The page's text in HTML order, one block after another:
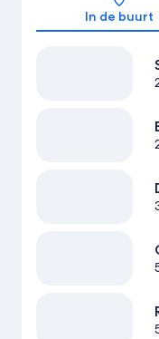
In de buurt